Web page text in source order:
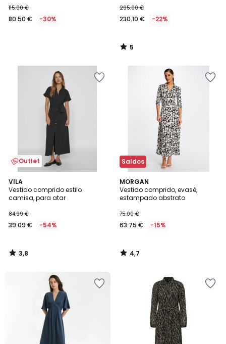
115.00 €
80.50 € -30%
295.00 €
230.10 € -22%
5
/
Outlet
VILA
Vestido comprido estilo
camisa, para atar
84.99 €
39.09 € -54%
3,8
/ 5
3,8
/
Saldos
MORGAN
Vestido comprido, evasé,
estampado abstrato
75.00 €
63.75 € -15%
4,7
/ 5
4,7
/